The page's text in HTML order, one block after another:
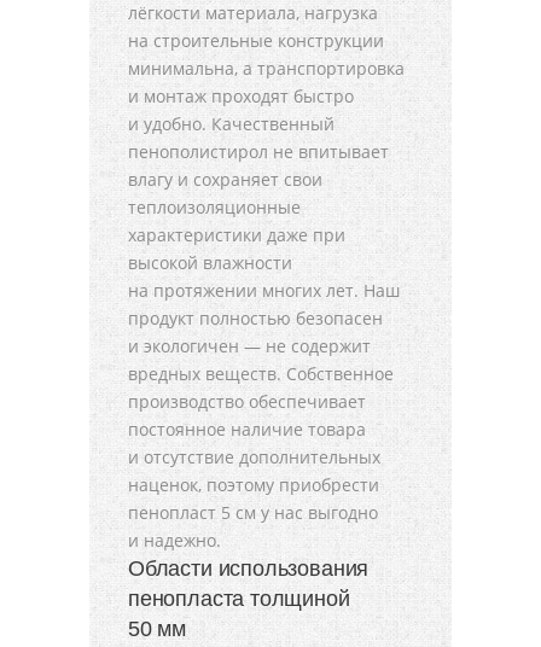
лёгкости материала, нагрузка
на строительные конструкции
минимальна, а транспортировка
и монтаж проходят быстро
и удобно. Качественный
пенополистирол не впитывает
влагу и сохраняет свои
теплоизоляционные
характеристики даже при
высокой влажности
на протяжении многих лет. Наш
продукт полностью безопасен
и экологичен — не содержит
вредных веществ. Собственное
производство обеспечивает
постоянное наличие товара
и отсутствие дополнительных
наценок, поэтому приобрести
пенопласт 5 см у нас выгодно
и надежно.
Области использования
пенопласта толщиной
50 мм